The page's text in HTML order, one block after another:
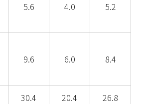
5.6 4.0 5.2
9.6 6.0 8.4
30.4 20.4 26.8